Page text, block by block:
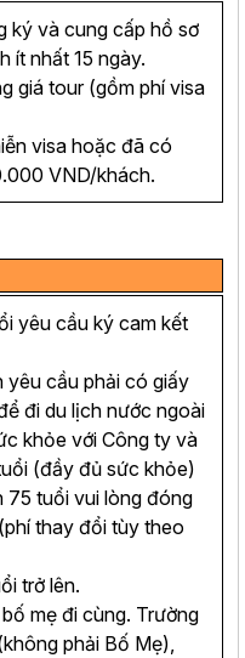
ký và cung cấp hồ sơ
ít nhất 15 ngày.
giá tour (gồm phí visa
visa hoặc đã có
VND/khách.
yêu cầu ký cam kết
yêu cầu phải có giấy
đi du lịch nước ngoài
khỏe với Công ty và
(đầy đủ sức khỏe)
75 tuổi vui lòng đóng
thay đổi tùy theo
trở lên.
mẹ đi cùng. Trường
phải Bố Mẹ),